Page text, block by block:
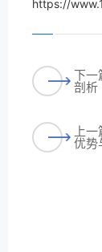
https://
下一
剖析
上
优势